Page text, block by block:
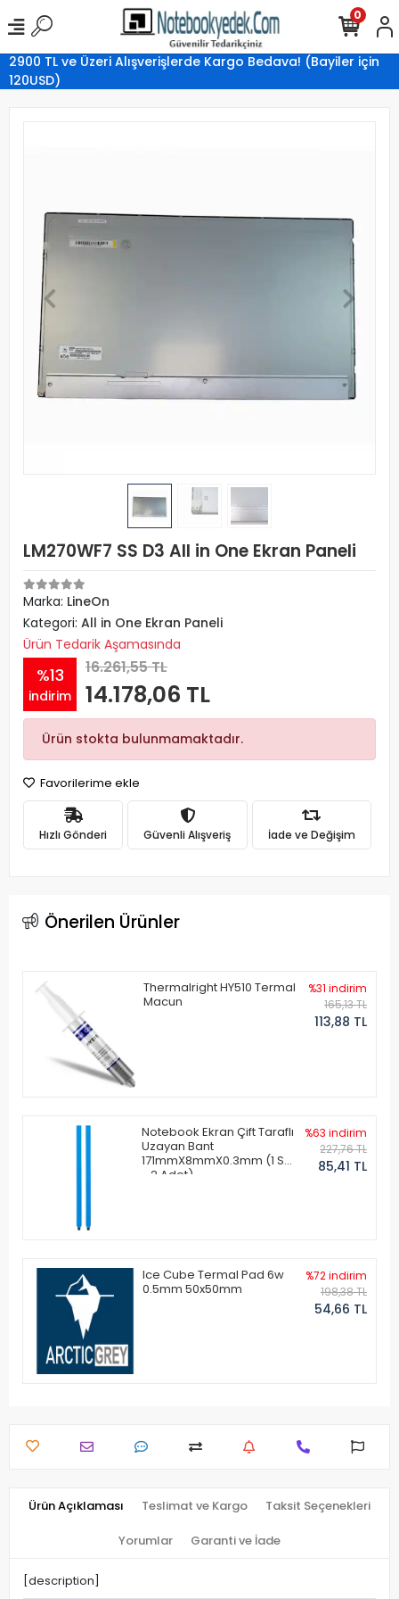
2900 TL ve Üzeri Alışverişlerde Kargo Bedava! (Bayiler için
120USD)
0
LM270WF7 SS D3 All in One Ekran Paneli
Marka: LineOn
Kategori: All in One Ekran Paneli
Ürün Tedarik Aşamasında
%13
indirim
16.261,55 TL
14.178,06 TL
Ürün stokta bulunmamaktadır.
Favorilerime ekle
Hızlı Gönderi Güvenli Alışveriş İade ve Değişim
Önerilen Ürünler
Thermalright HY510 Termal
Macun
%31 indirim
165,13 TL
113,88 TL
Notebook Ekran Çift Taraflı
Uzayan Bant
171mmX8mmX0.3mm (1 Set
- 2 Adet)
%63 indirim
227,76 TL
85,41 TL
Ice Cube Termal Pad 6w
0.5mm 50x50mm
%72 indirim
198,38 TL
54,66 TL
Ürün Açıklaması Teslimat ve Kargo Taksit Seçenekleri
Yorumlar Garanti ve İade
[description]